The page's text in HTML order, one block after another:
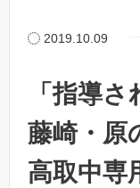
2019.10.09
「指導
藤崎・原
高取中専